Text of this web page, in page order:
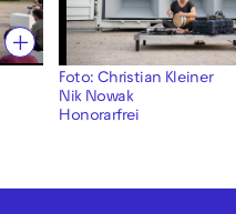
Foto: Christian Kleiner
Nik Nowak
Honorarfrei